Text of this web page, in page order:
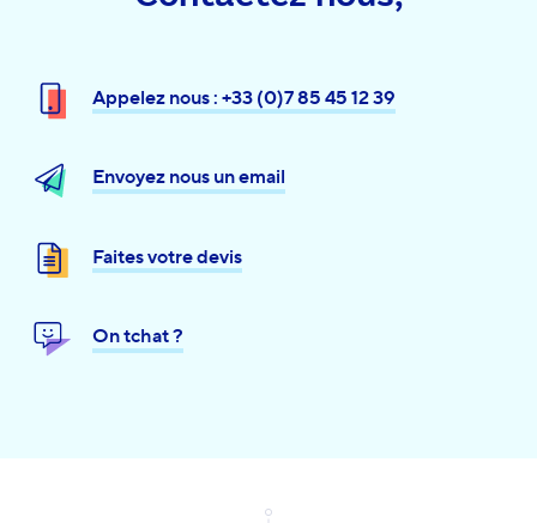
Appelez nous : +33 (0)7 85 45 12 39
Envoyez nous un email
Faites votre devis
On tchat ?